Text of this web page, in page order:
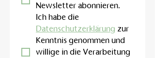
Newsletter abonnieren.
Datenschutzerklärung zur
Kenntnis genommen und
willige in die Verarbeitung